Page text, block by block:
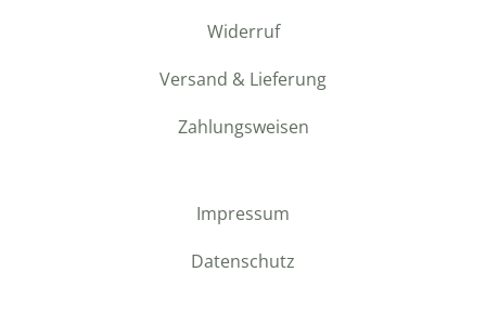
Widerruf
Versand & Lieferung
Zahlungsweisen
Impressum
Datenschutz